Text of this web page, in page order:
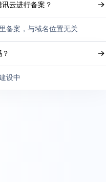
云进行备案？
备案，与域名位置无关
设中